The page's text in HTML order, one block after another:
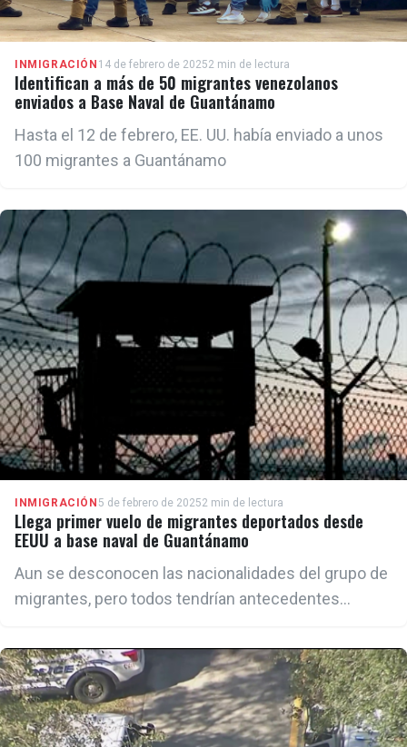
INMIGRACIÓN 14 de febrero de 20252 min de lectura
Identifican a más de 50 migrantes venezolanos
enviados a Base Naval de Guantánamo
Hasta el 12 de febrero, EE. UU. había enviado a unos
100 migrantes a Guantánamo
INMIGRACIÓN 5 de febrero de 20252 min de lectura
Llega primer vuelo de migrantes deportados desde
EEUU a base naval de Guantánamo
Aun se desconocen las nacionalidades del grupo de
migrantes, pero todos tendrían antecedentes